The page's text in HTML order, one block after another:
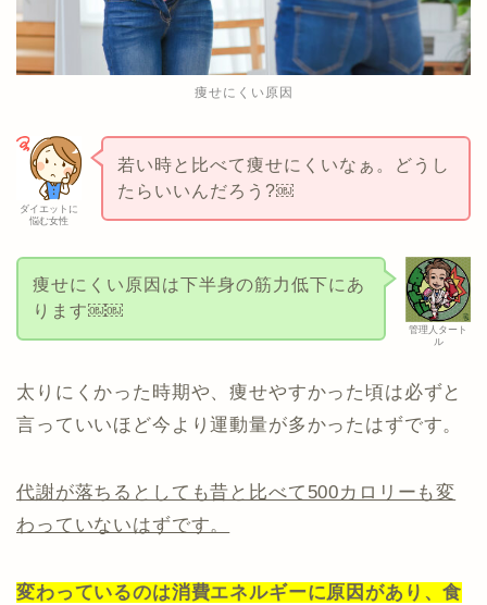
痩せにくい原因
ダイエットに
悩む女性
若い時と比べて痩せにくいなぁ。どうし
たらいいんだろう?￼
管理人タート
ル
痩せにくい原因は下半身の筋力低下にあ
ります￼￼
太りにくかった時期や、痩せやすかった頃は必ずと
言っていいほど今より運動量が多かったはずです。
代謝が落ちるとしても昔と比べて500カロリーも変
わっていないはずです。
変わっているのは消費エネルギーに原因があり、食